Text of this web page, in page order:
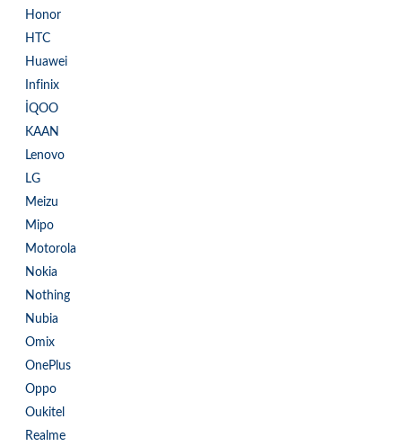
Honor
HTC
Huawei
Infinix
İQOO
KAAN
Lenovo
LG
Meizu
Mipo
Motorola
Nokia
Nothing
Nubia
Omix
OnePlus
Oppo
Oukitel
Realme